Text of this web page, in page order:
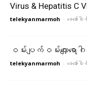
Virus & Hepatitis C
telekyanmarmoh - ဖေ‌ဖော်ဝ
ဝမ်းပျက်ဝမ်းလျှောရောဂ
telekyanmarmoh - ဖေ‌ဖော်ဝ